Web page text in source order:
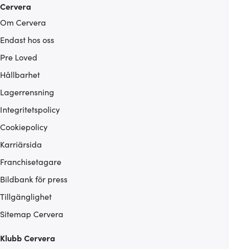
Cervera
Om Cervera
Endast hos oss
Pre Loved
Hållbarhet
Lagerrensning
Integritetspolicy
Cookiepolicy
Karriärsida
Franchisetagare
Bildbank för press
Tillgänglighet
Sitemap Cervera
Klubb Cervera